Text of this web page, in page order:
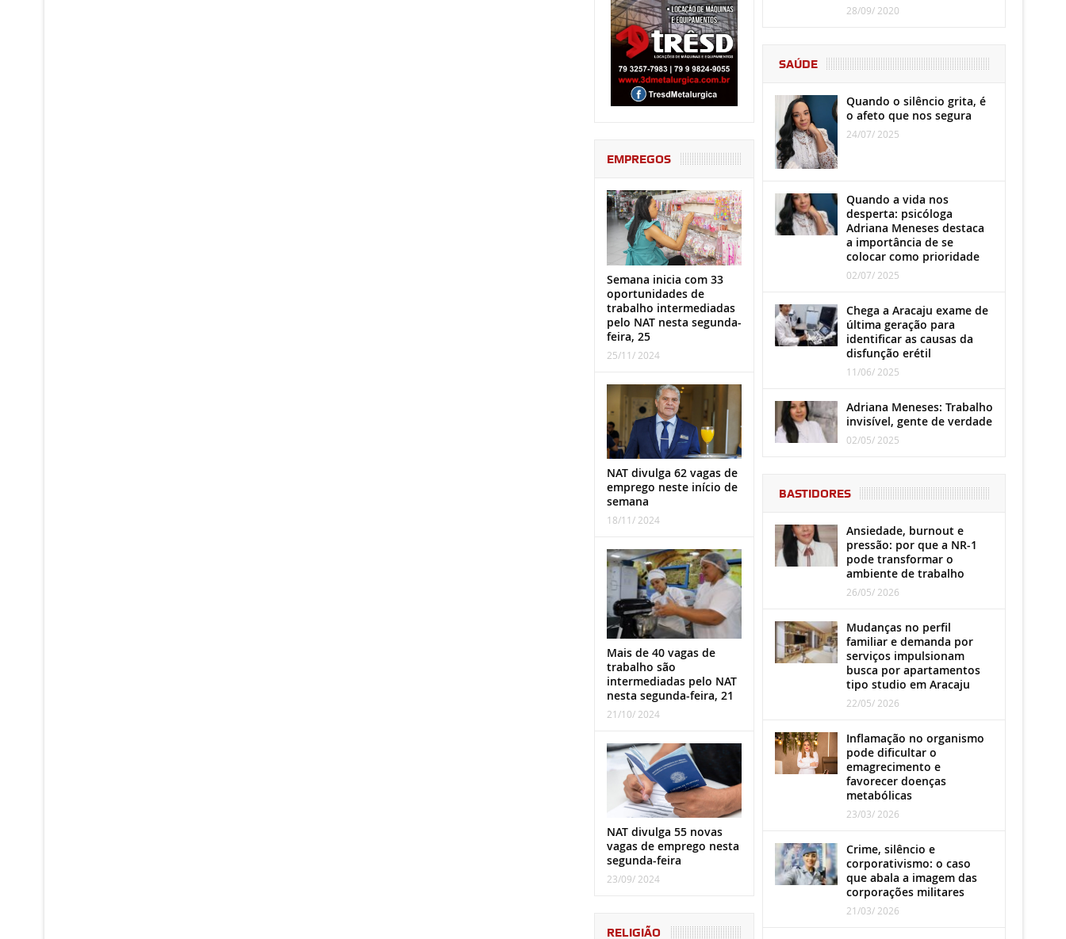
EMPREGOS
Semana inicia com 33
oportunidades de
trabalho intermediadas
pelo NAT nesta segunda-
feira, 25
25/11/ 2024
NAT divulga 62 vagas de
emprego neste início de
semana
18/11/ 2024
Mais de 40 vagas de
trabalho são
intermediadas pelo NAT
nesta segunda-feira, 21
21/10/ 2024
NAT divulga 55 novas
vagas de emprego nesta
segunda-feira
23/09/ 2024
RELIGIÃO
28/09/ 2020
SAÚDE
Quando o silêncio grita, é
o afeto que nos segura
24/07/ 2025
Quando a vida nos
desperta: psicóloga
Adriana Meneses destaca
a importância de se
colocar como prioridade
02/07/ 2025
Chega a Aracaju exame de
última geração para
identificar as causas da
disfunção erétil
11/06/ 2025
Adriana Meneses: Trabalho
invisível, gente de verdade
02/05/ 2025
BASTIDORES
Ansiedade, burnout e
pressão: por que a NR-1
pode transformar o
ambiente de trabalho
26/05/ 2026
Mudanças no perfil
familiar e demanda por
serviços impulsionam
busca por apartamentos
tipo studio em Aracaju
22/05/ 2026
Inflamação no organismo
pode dificultar o
emagrecimento e
favorecer doenças
metabólicas
23/03/ 2026
Crime, silêncio e
corporativismo: o caso
que abala a imagem das
corporações militares
21/03/ 2026